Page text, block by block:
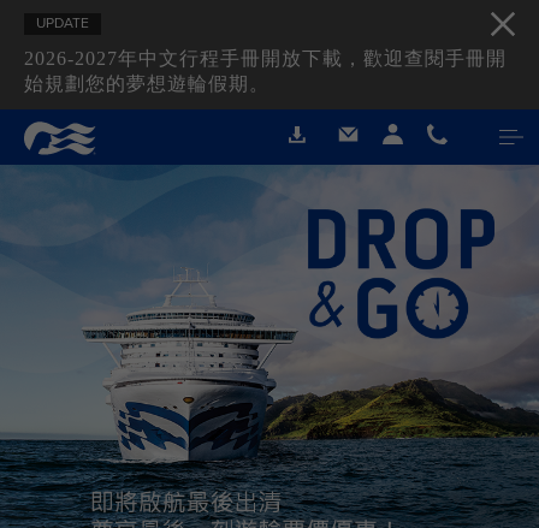
UPDATE
2026-2027年中文行程手冊開放下載，歡迎查閱手冊開
始規劃您的夢想遊輪假期。